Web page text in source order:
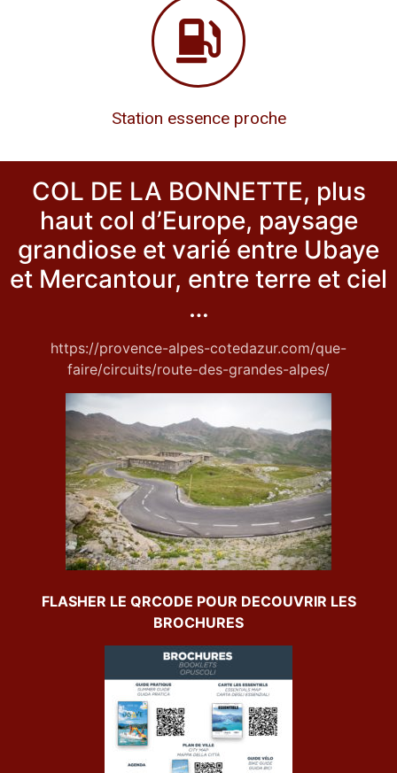
Station essence proche
COL DE LA BONNETTE, plus
haut col d’Europe, paysage
grandiose et varié entre Ubaye
et Mercantour, entre terre et ciel
…
https://provence-alpes-cotedazur.com/que-
faire/circuits/route-des-grandes-alpes/
FLASHER LE QRCODE POUR DECOUVRIR LES
BROCHURES